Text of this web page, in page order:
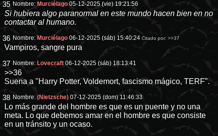
35 Nombre:Murciélago 05-12-2025 (vie) 19:21:56
Si hubiera algo paranormal en este mundo hacen bien en no
contactar al humano.
36 Nombre: Murciélago 06-12-2025 (sáb) 15:40:24 Citado por:>>37
Vampiros, sangre pura
37 Nombre: Lovecraft 06-12-2025 (sáb) 18:13:41
>>36
Suena a "Harry Potter, Voldemort, fascismo mágico, TERF".
38 Nombre:(Nietzsche) 07-12-2025 (dom) 11:46:33
Lo más grande del hombre es que es un puente y no una
meta. Lo que debemos amar en el hombre es que consiste
en un tránsito y un ocaso.